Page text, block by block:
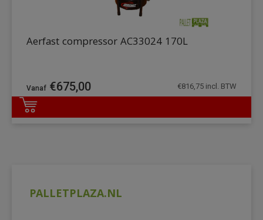
PALLETPLAZA.NL
DETAILS
Aerfast compressor AC33024 170L
€675,00 €816,75 incl. BTW